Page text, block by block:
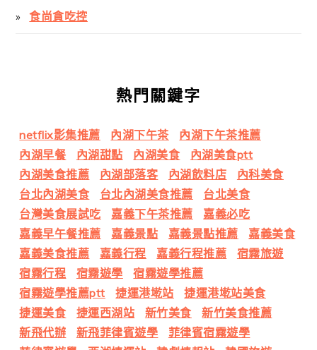
食尚貪吃控
熱門關鍵字
netflix影集推薦 內湖下午茶
內湖下午茶推薦
內湖早餐
內湖甜點 內湖美食
內湖美食ptt
內湖美食推薦
內湖部落客 內湖飲料店
內科美食
台北內湖美食
台北內湖美食推薦
台北美食
台灣美食展試吃
嘉義下午茶推薦
嘉義必吃
嘉義早午餐推薦
嘉義景點 嘉義景點推薦
嘉義美食
嘉義美食推薦
嘉義行程 嘉義行程推薦
宿霧旅遊
宿霧行程
宿霧遊學
宿霧遊學推薦
宿霧遊學推薦ptt
捷運港墘站
捷運港墘站美食
捷運美食
捷運西湖站 新竹美食
新竹美食推薦
新飛代辦
新飛菲律賓遊學
菲律賓宿霧遊學